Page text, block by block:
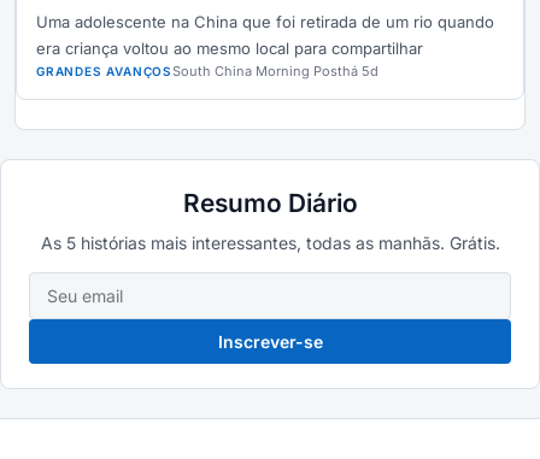
Uma adolescente na China que foi retirada de um rio quando
era criança voltou ao mesmo local para compartilhar
GRANDES AVANÇOSSouth China Morning Posthá 5d
Resumo Diário
As 5 histórias mais interessantes, todas as manhãs. Grátis.
Inscrever-se